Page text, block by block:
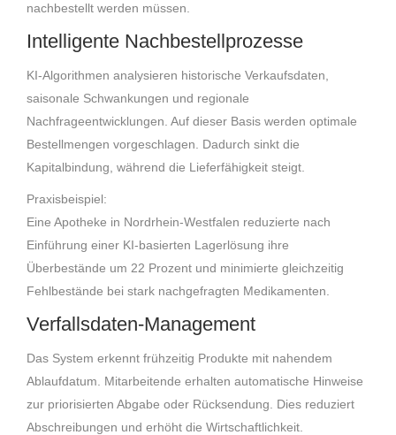
nachbestellt werden müssen.
Intelligente Nachbestellprozesse
KI-Algorithmen analysieren historische Verkaufsdaten,
saisonale Schwankungen und regionale
Nachfrageentwicklungen. Auf dieser Basis werden optimale
Bestellmengen vorgeschlagen. Dadurch sinkt die
Kapitalbindung, während die Lieferfähigkeit steigt.
Praxisbeispiel:
Eine Apotheke in Nordrhein-Westfalen reduzierte nach
Einführung einer KI-basierten Lagerlösung ihre
Überbestände um 22 Prozent und minimierte gleichzeitig
Fehlbestände bei stark nachgefragten Medikamenten.
Verfallsdaten-Management
Das System erkennt frühzeitig Produkte mit nahendem
Ablaufdatum. Mitarbeitende erhalten automatische Hinweise
zur priorisierten Abgabe oder Rücksendung. Dies reduziert
Abschreibungen und erhöht die Wirtschaftlichkeit.